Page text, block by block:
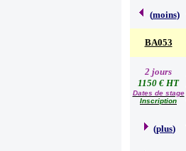
(moins)
BA053
2 jours
1150 € HT
Dates de stage
Inscription
(plus)